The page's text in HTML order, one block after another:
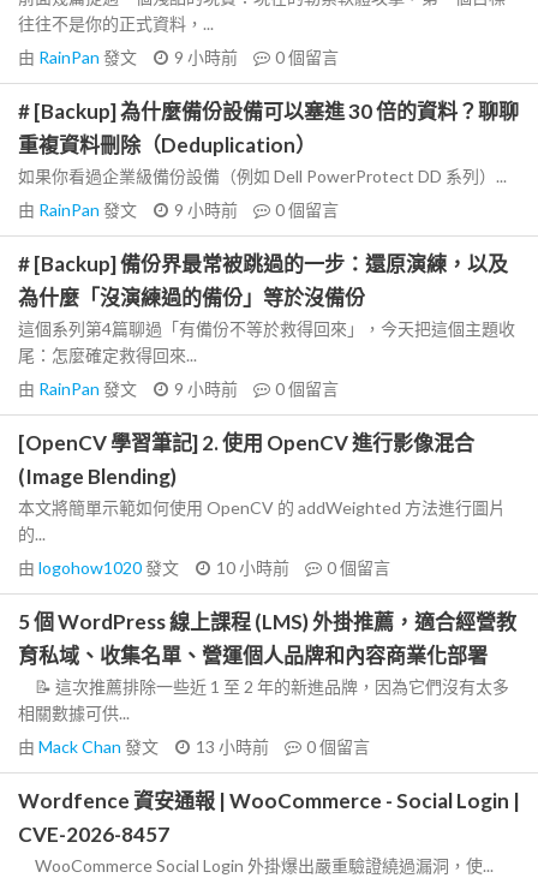
往往不是你的正式資料，...
由 RainPan 發文 9 小時前 0個留言
# [Backup] 為什麼備份設備可以塞進 30 倍的資料？聊聊
重複資料刪除（Deduplication）
如果你看過企業級備份設備（例如 Dell PowerProtect DD 系列）...
由 RainPan 發文 9 小時前 0個留言
# [Backup] 備份界最常被跳過的一步：還原演練，以及
為什麼「沒演練過的備份」等於沒備份
這個系列第4篇聊過「有備份不等於救得回來」，今天把這個主題收
尾：怎麼確定救得回來...
由 RainPan 發文 9 小時前 0個留言
[OpenCV 學習筆記] 2. 使用 OpenCV 進行影像混合
(Image Blending)
本文將簡單示範如何使用 OpenCV 的 addWeighted 方法進行圖片
的...
由 logohow1020發文 10 小時前 0個留言
5 個 WordPress 線上課程 (LMS) 外掛推薦，適合經營教
育私域、收集名單、營運個人品牌和內容商業化部署
📝 這次推薦排除一些近 1 至 2 年的新進品牌，因為它們沒有太多
相關數據可供...
由 Mack Chan 發文 13 小時前 0個留言
Wordfence 資安通報 | WooCommerce - Social Login |
CVE-2026-8457
WooCommerce Social Login 外掛爆出嚴重驗證繞過漏洞，使...